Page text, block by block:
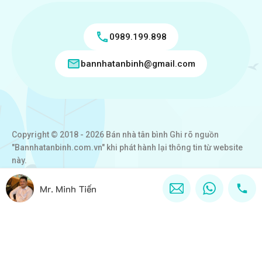
0989.199.898
bannhatanbinh@gmail.com
Copyright © 2018 - 2026 Bán nhà tân bình Ghi rõ nguồn
"Bannhatanbinh.com.vn" khi phát hành lại thông tin từ website
này.
VICTORY REAL
Mr. Minh Tiến